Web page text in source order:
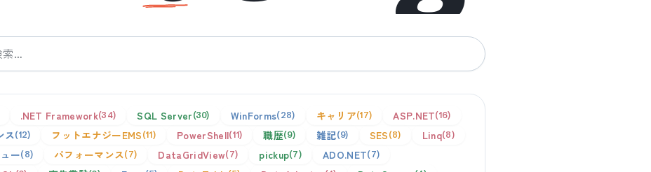
.NET Framework 34 SQL Server 30 WinForms 28 キャリア 17 ASP.NET 16
ス 12 フットエナジーEMS 11 PowerShell 11 職歴 9 雑記 9 SES 8 Linq 8
ー 8 パフォーマンス 7 DataGridView 7 pickup 7 ADO.NET 7